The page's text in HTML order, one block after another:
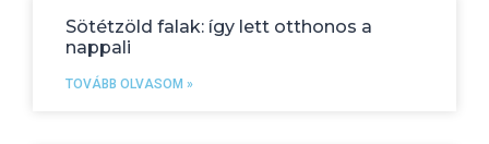
Sötétzöld falak: így lett otthonos a
nappali
TOVÁBB OLVASOM »